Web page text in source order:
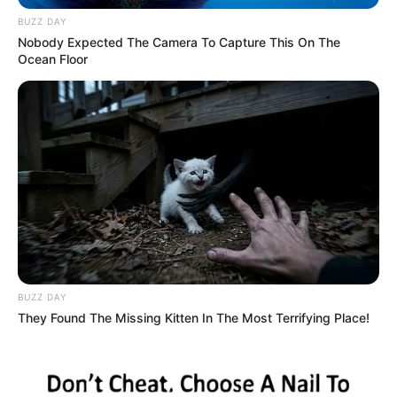
LEA TAMBIÉN
Las valientes denuncias que
marcaron la carrera de Mateo
Pérez: el periodismo está de luto
De acuerdo con los informes de inteligencia y las
BUZZ DAY
Nobody Expected The Camera To Capture This On The
Ocean Floor
BUZZ DAY
They Found The Missing Kitten In The Most Terrifying Place!